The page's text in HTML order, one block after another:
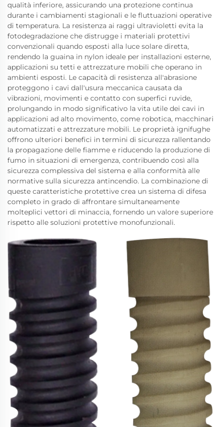
qualità inferiore, assicurando una protezione continua
durante i cambiamenti stagionali e le fluttuazioni operative
di temperatura. La resistenza ai raggi ultravioletti evita la
fotodegradazione che distrugge i materiali protettivi
convenzionali quando esposti alla luce solare diretta,
rendendo la guaina in nylon ideale per installazioni esterne,
applicazioni su tetti e attrezzature mobili che operano in
ambienti esposti. Le capacità di resistenza all'abrasione
proteggono i cavi dall'usura meccanica causata da
vibrazioni, movimenti e contatto con superfici ruvide,
prolungando in modo significativo la vita utile dei cavi in
applicazioni ad alto movimento, come robotica, macchinari
automatizzati e attrezzature mobili. Le proprietà ignifughe
offrono ulteriori benefici in termini di sicurezza rallentando
la propagazione delle fiamme e riducendo la produzione di
fumo in situazioni di emergenza, contribuendo così alla
sicurezza complessiva del sistema e alla conformità alle
normative sulla sicurezza antincendio. La combinazione di
queste caratteristiche protettive crea un sistema di difesa
completo in grado di affrontare simultaneamente
molteplici vettori di minaccia, fornendo un valore superiore
rispetto alle soluzioni protettive monofunzionali.